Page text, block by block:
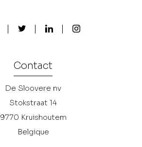
Contact
De Sloovere nv
Stokstraat 14
9770 Kruishoutem
Belgique